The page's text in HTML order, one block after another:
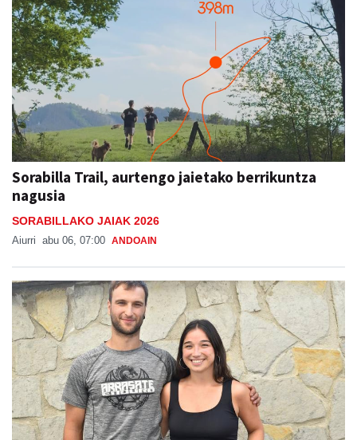
Sorabilla Trail, aurtengo jaietako berrikuntza
nagusia
SORABILLAKO JAIAK 2026
Aiurri abu 06, 07:00 ANDOAIN